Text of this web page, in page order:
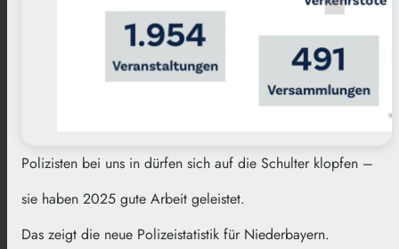
Polizisten bei uns in dürfen sich auf die Schulter klopfen –
sie haben 2025 gute Arbeit geleistet.
Das zeigt die neue Polizeistatistik für Niederbayern.